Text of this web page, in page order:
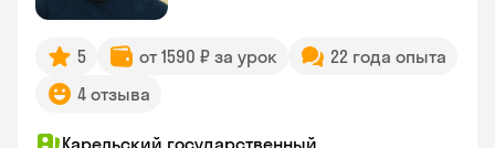
5 от 1590 ₽ за урок
22 года опыта
4 отзыва
Карельский государственный